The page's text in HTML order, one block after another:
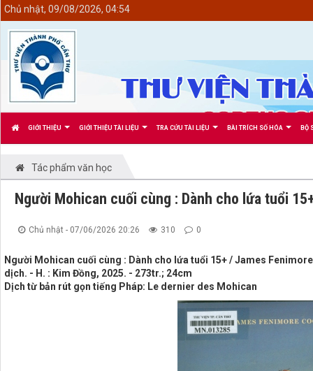
GIỚI THIỆU GIỚI THIỆU TÀI LIỆU TRA CỨU TÀI LIỆU BÀI TRÍCH SỐ HÓA BỘ
Chủ nhật, 09/08/2026, 04:54
Tác phẩm văn học
Người Mohican cuối cùng : Dành cho lứa tuổi
Chủ nhật - 07/06/2026 20:26 310 0
Người Mohican cuối cùng : Dành cho lứa tuổi 15+ / James
dịch. - H. : Kim Đồng, 2025. - 273tr.; 24cm
Dịch từ bản rút gọn tiếng Pháp: Le dernier des Mohican
<